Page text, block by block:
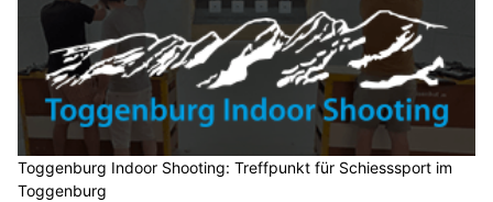
Toggenburg Indoor Shooting: Treffpunkt für Schiesssport im
Toggenburg